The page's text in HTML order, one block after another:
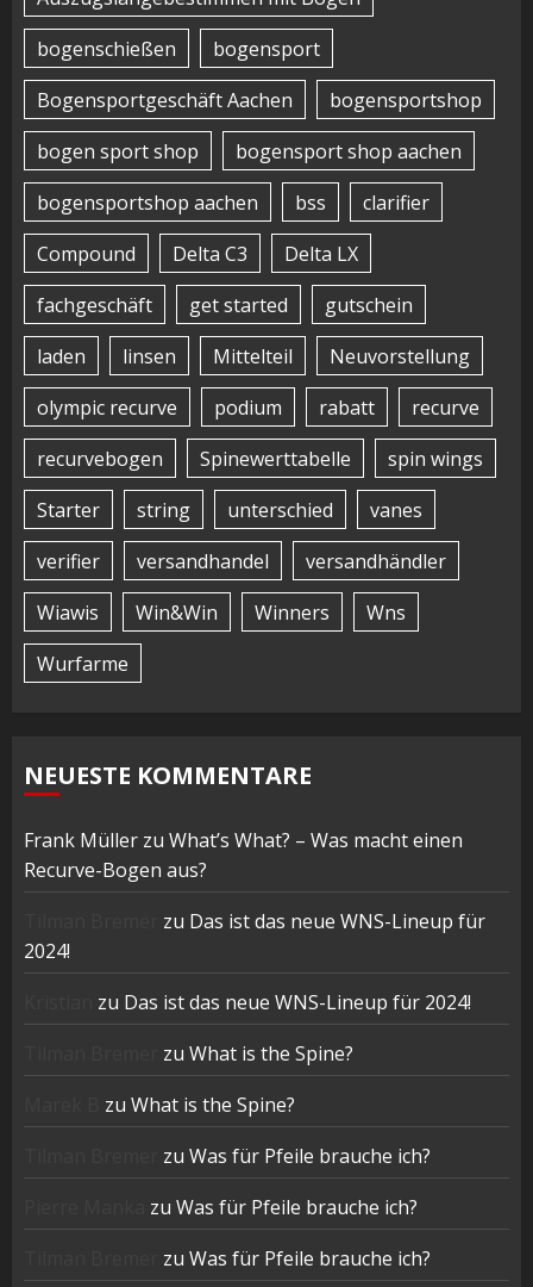
bogenschießen
bogensport
Bogensportgeschäft Aachen
bogensportshop
bogen sport shop
bogensport shop aachen
bogensportshop aachen
bss
clarifier
Compound
Delta C3
Delta LX
fachgeschäft
get started
gutschein
laden
linsen Mittelteil
Neuvorstellung
olympic recurve
podium rabatt
recurve
recurvebogen
Spinewerttabelle
spin wings
Starter
string unterschied
vanes
verifier
versandhandel
versandhändler
Wiawis
Win&Win Winners
Wns
Wurfarme
NEUESTE KOMMENTARE
Frank Müller zu What’s What? – Was macht einen
Recurve-Bogen aus?
zu Das ist das neue WNS-Lineup für
2024!
zu Das ist das neue WNS-Lineup für 2024!
zu What is the Spine?
zu What is the Spine?
zu Was für Pfeile brauche ich?
zu Was für Pfeile brauche ich?
zu Was für Pfeile brauche ich?